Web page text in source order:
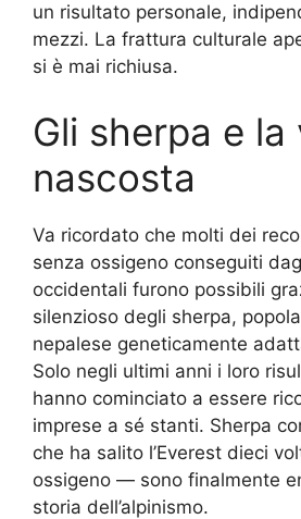
un risultato personale,
mezzi. La frattura culturale
si è mai richiusa.
Gli sherpa e la
nascosta
Va ricordato che molti dei
senza ossigeno conseguiti
occidentali furono possibili
silenzioso degli sherpa,
nepalese geneticamente
Solo negli ultimi anni i loro
hanno cominciato a essere
imprese a sé stanti. Sherpa
che ha salito l’Everest dieci
ossigeno — sono finalmente
storia dell’alpinismo.